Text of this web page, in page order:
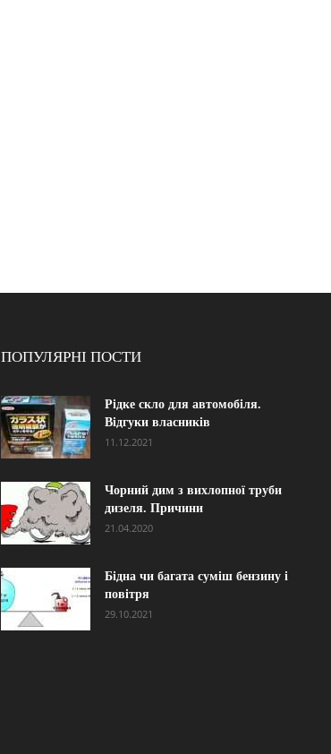
ПОПУЛЯРНІ ПОСТИ
Рідке скло для автомобіля.
Відгуки власників
11.12.2021
Чорний дим з вихлопної труби
дизеля. Причини
21.04.2020
Бідна чи багата суміш бензину і
повітря
29.10.2021